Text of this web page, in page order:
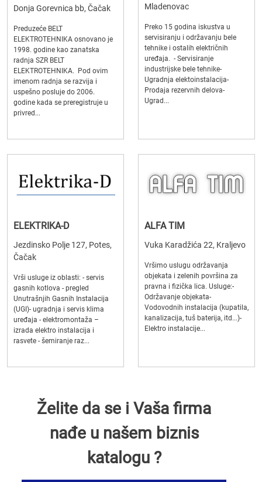
Donja Gorevnica bb, Čačak
Preduzeće BELT
ELEKTROTEHNIKA osnovano je
1998. godine kao zanatska
radnja SZR BELT
ELEKTROTEHNIKA. Pod ovim
imenom radnja se razvija i
uspešno posluje do 2006.
godine kada se preregistruje u
privred...
Mladenovac
Preko 15 godina iskustva u
servisiranju i održavanju bele
tehnike i ostalih električnih
uređaja. - Servisiranje
industrijske bele tehnike-
Ugradnja elektoinstalacija-
Prodaja rezervnih delova-
Ugrad...
ELEKTRIKA-D
Jezdinsko Polje 127, Potes,
Čačak
Vrši usluge iz oblasti: - servis
gasnih kotlova - pregled
Unutrašnjih Gasnih Instalacija
(UGI)- ugradnja i servis klima
uređaja - elektromontaža –
izrada elektro instalacija i
rasvete - šemiranje raz...
ALFA TIM
Vuka Karadžića 22, Kraljevo
Vršimo uslugu održavanja
objekata i zelenih površina za
pravna i fizička lica. Usluge:-
Održavanje objekata-
Vodovodnih instalacija (kupatila,
kanalizacija, tuš baterija, itd...)-
Elektro instalacije...
Želite da se i Vaša firma
nađe u našem biznis
katalogu ?